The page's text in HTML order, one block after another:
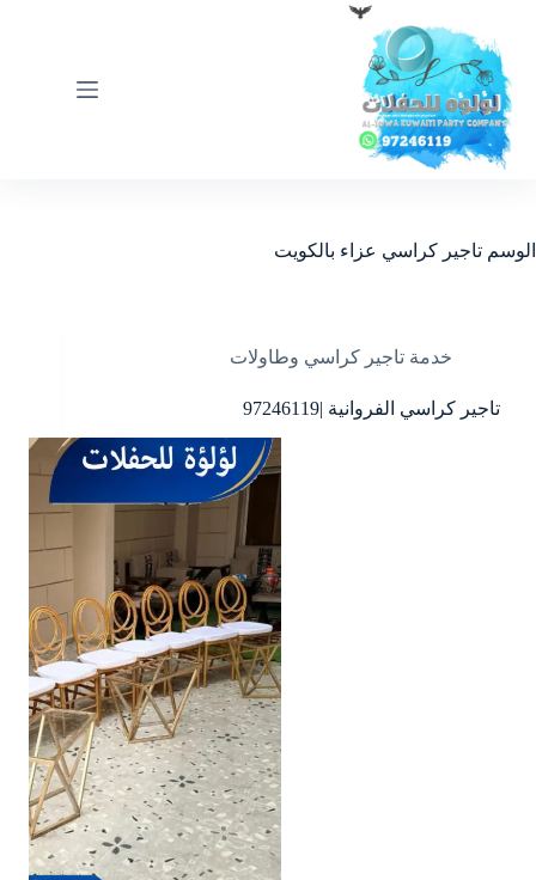
المحتوى
الوسم تاجير كراسي عزاء بالكويت
خدمة تاجير كراسي وطاولات
تاجير كراسي الفروانية |97246119